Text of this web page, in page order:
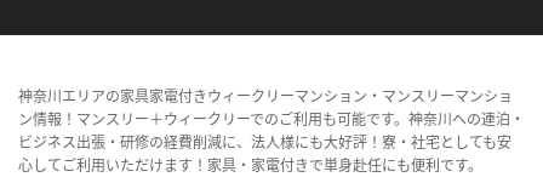
神奈川エリアの家具家電付きウィークリーマンション・マンスリーマンショ
ン情報！マンスリー＋ウィークリーでのご利用も可能です。神奈川への連泊・
ビジネス出張・研修の経費削減に、法人様にも大好評！寮・社宅としても安
心してご利用いただけます！家具・家電付きで単身赴任にも便利です。